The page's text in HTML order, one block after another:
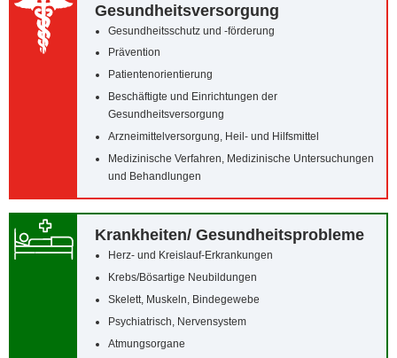
Gesundheitsversorgung
Gesundheitsschutz und -förderung
Prävention
Patientenorientierung
Beschäftigte und Einrichtungen der
Gesundheitsversorgung
Arzneimittelversorgung, Heil- und Hilfsmittel
Medizinische Verfahren, Medizinische Untersuchungen
und Behandlungen
Krankheiten/‌ Gesundheitsprobleme
Herz- und Kreislauf-Erkrankungen
Krebs/‌Bösartige Neubildungen
Skelett, Muskeln, Bindegewebe
Psychiatrisch, Nervensystem
Atmungsorgane